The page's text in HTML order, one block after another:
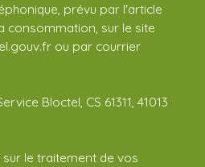
prévu par l'article
consommation, sur le site
ou par courrier
Bloctel, CS 61311, 41013
le traitement de vos